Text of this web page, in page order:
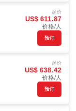
起价
US$ 611.87
价格/人
预订
起价
US$ 638.42
价格/人
预订